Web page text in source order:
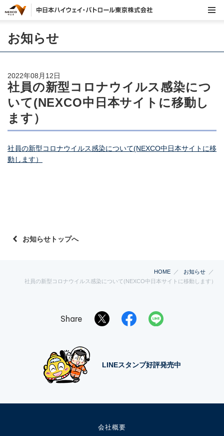
お知らせ
社員の新型コロナウイルス感染につ
いて(NEXCO中日本サイトに移動し
ます）
2022年08月12日
社員の新型コロナウイルス感染について(NEXCO中日本サイトに移
動します）
お知らせトップへ
HOME
お知らせ
社員の新型コロナウイルス感染について(NEXCO中日本サイトに移動します）
Share
LINEスタンプ好評発売中
会社概要